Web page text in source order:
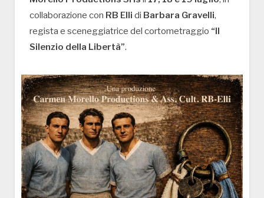
collaborazione con RB Elli di Barbara Gravelli,
regista e sceneggiatrice del cortometraggio “Il
Silenzio della Libertà”.